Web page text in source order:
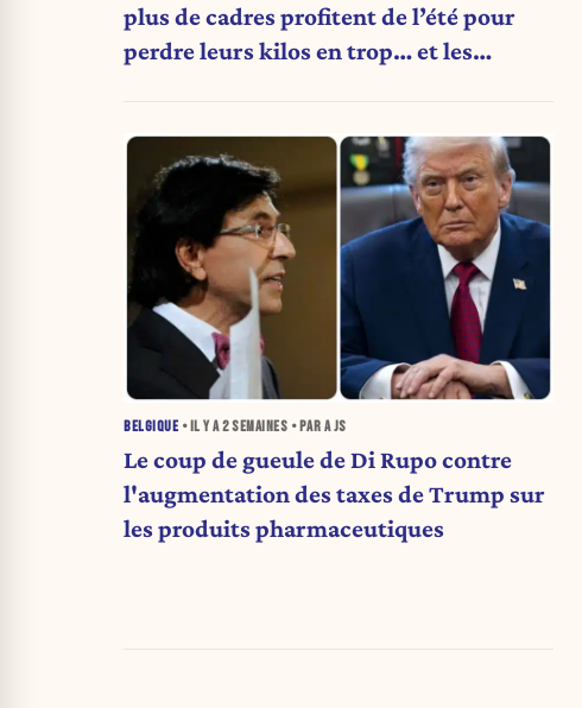
plus de cadres profitent de l’été pour
perdre leurs kilos en trop… et les
BELGIQUE • IL Y A2 SEMAINES • PAR A JS
Le coup de gueule de Di Rupo contre
l'augmentation des taxes de Trump sur
les produits pharmaceutiques